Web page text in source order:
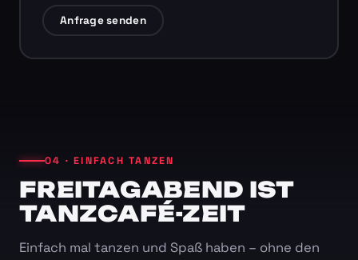
Anfrage senden
04 · EINFACH TANZEN
FREITAGABEND IST
TANZCAFÉ-ZEIT
Einfach mal tanzen und Spaß haben – ohne den